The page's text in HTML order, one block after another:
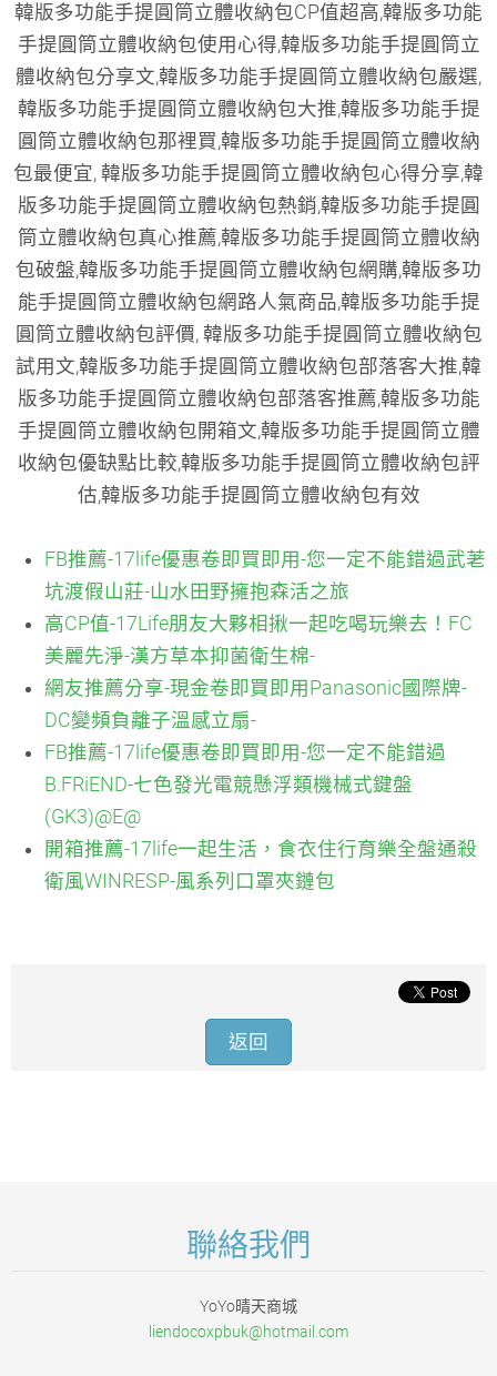
韓版多功能手提圓筒立體收納包CP值超高,韓版多功能
手提圓筒立體收納包使用心得,韓版多功能手提圓筒立
體收納包分享文,韓版多功能手提圓筒立體收納包嚴選,
韓版多功能手提圓筒立體收納包大推,韓版多功能手提
圓筒立體收納包那裡買,韓版多功能手提圓筒立體收納
包最便宜, 韓版多功能手提圓筒立體收納包心得分享,韓
版多功能手提圓筒立體收納包熱銷,韓版多功能手提圓
筒立體收納包真心推薦,韓版多功能手提圓筒立體收納
包破盤,韓版多功能手提圓筒立體收納包網購,韓版多功
能手提圓筒立體收納包網路人氣商品,韓版多功能手提
圓筒立體收納包評價, 韓版多功能手提圓筒立體收納包
試用文,韓版多功能手提圓筒立體收納包部落客大推,韓
版多功能手提圓筒立體收納包部落客推薦,韓版多功能
手提圓筒立體收納包開箱文,韓版多功能手提圓筒立體
收納包優缺點比較,韓版多功能手提圓筒立體收納包評
估,韓版多功能手提圓筒立體收納包有效
FB推薦-17life優惠卷即買即用-您一定不能錯過武荖
坑渡假山莊-山水田野擁抱森活之旅
高CP值-17Life朋友大夥相揪一起吃喝玩樂去！FC
美麗先淨-漢方草本抑菌衛生棉-
網友推薦分享-現金卷即買即用Panasonic國際牌-
DC變頻負離子溫感立扇-
FB推薦-17life優惠卷即買即用-您一定不能錯過
B.FRiEND-七色發光電競懸浮類機械式鍵盤
(GK3)@E@
開箱推薦-17life一起生活，食衣住行育樂全盤通殺
衛風WINRESP-風系列口罩夾鏈包
返回
聯絡我們
YoYo晴天商城
liendocoxpbuk@hotmail.com